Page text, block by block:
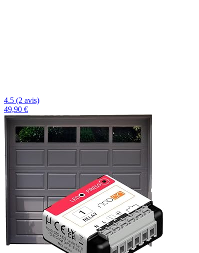
4.5 (2 avis)
49,90 €